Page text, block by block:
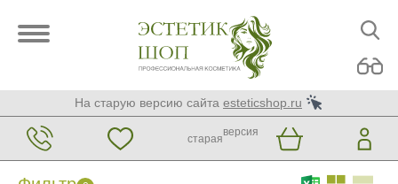
На старую версию сайта esteticshop.ru
старая
версия